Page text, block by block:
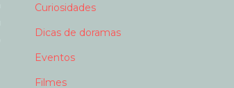
Curiosidades
Dicas de doramas
Eventos
Filmes